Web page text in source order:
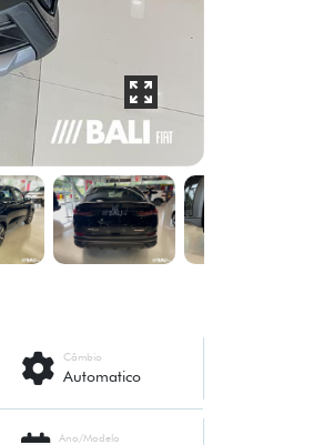
Câmbio
Automatico
Ano/Modelo